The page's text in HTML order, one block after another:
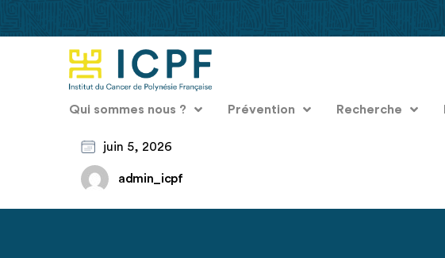
Qui sommes nous ? Prévention Recherche
juin 5, 2026
admin_icpf